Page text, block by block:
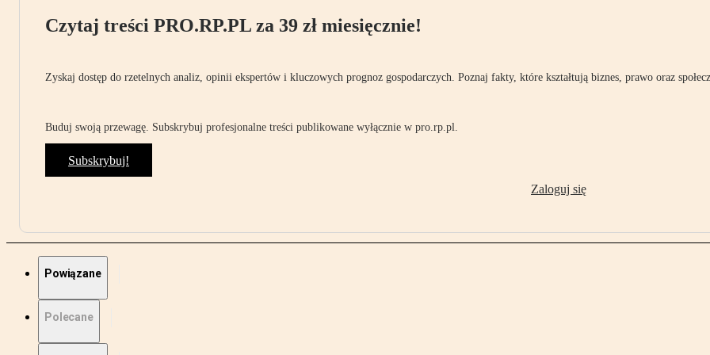
Czytaj treści PRO.RP.PL za 39 zł miesięcznie!
Zyskaj dostęp do rzetelnych analiz, opinii ekspertów i kluczowych prognoz gospodarczych. Poznaj fakty, które kształtują biznes, prawo oraz
Buduj swoją przewagę. Subskrybuj profesjonalne treści publikowane wyłącznie w pro.rp.pl.
Subskrybuj!
Zaloguj się
Powiązane
Polecane